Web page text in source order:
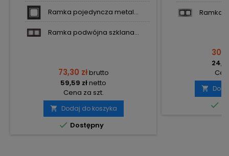
Ramka pojedyncza metal...
Ramka podwójna szklana...
73,30 złbrutto
59,59 złnetto
Cena za szt.
 Dodaj do koszyka
 Dostępny
Ramka

